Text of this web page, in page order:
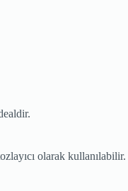
olarak kullanılabilir.